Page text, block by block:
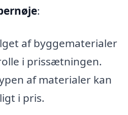
:
af byggematerialer
i prissætningen.
af materialer kan
i pris.